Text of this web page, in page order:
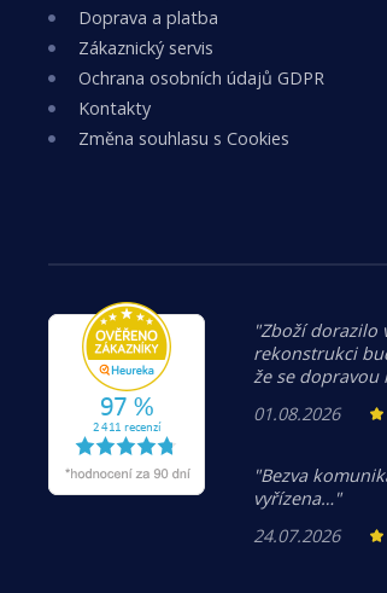
Doprava a platba
Zákaznický servis
Ochrana osobních údajů GDPR
Kontakty
Změna souhlasu s Cookies
"Zboží dorazilo
rekonstrukci
že se
01.08.2026
"Bezva
vyřízena…"
24.07.2026